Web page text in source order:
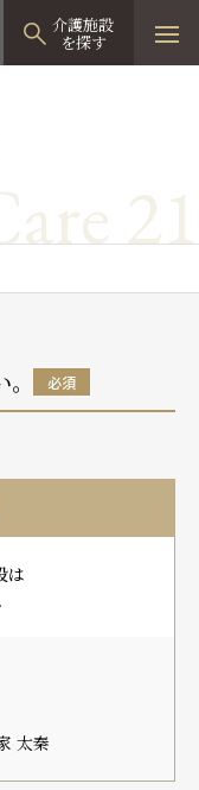
介護施設
を探す
21
必須
は
太秦